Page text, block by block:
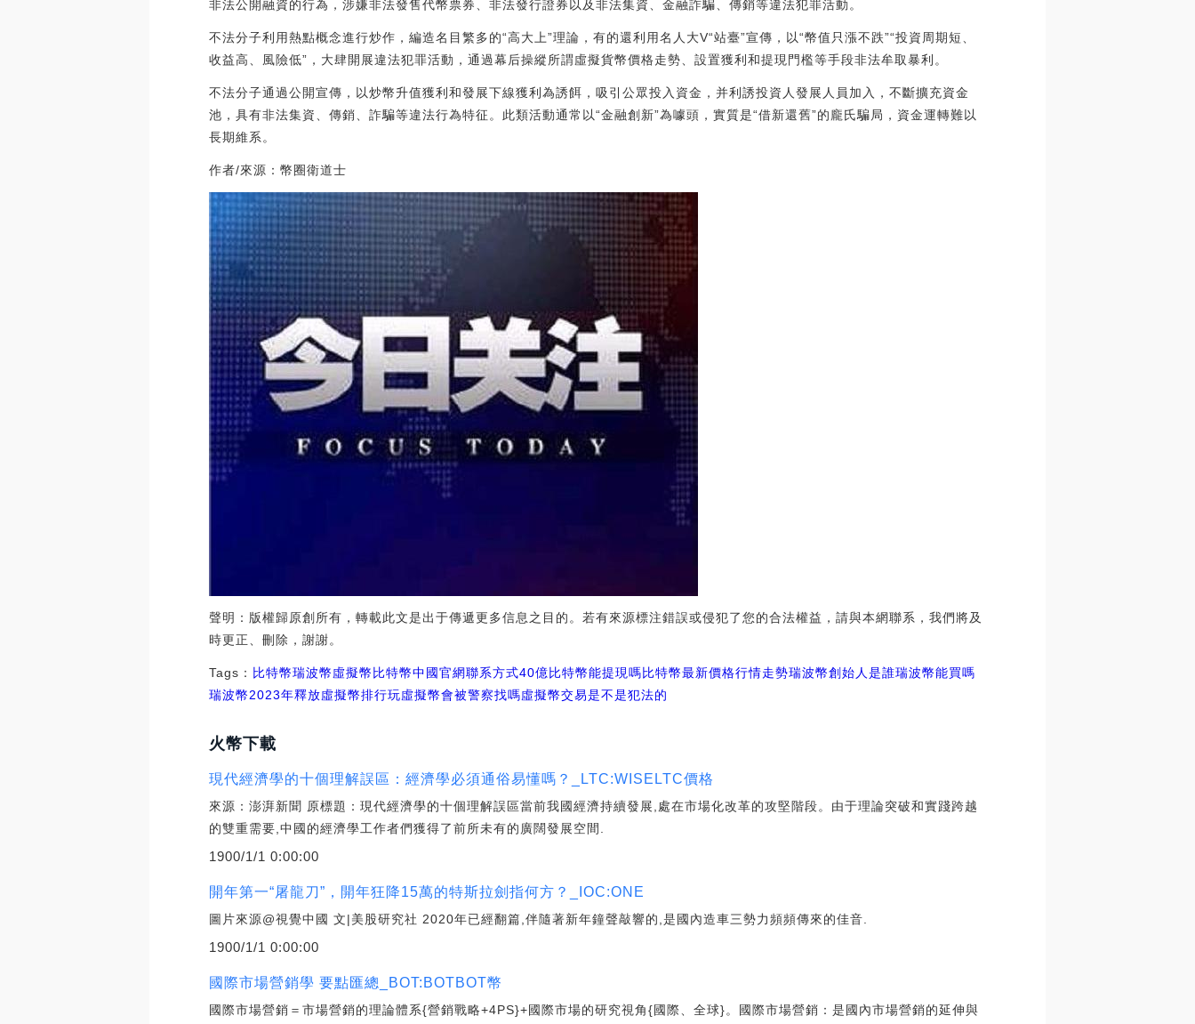
非法公開融資的行為，涉嫌非法發售代幣票券、非法發行證券以及非法集資、金融詐騙、傳銷等違法犯罪活動。
不法分子利用熱點概念進行炒作，編造名目繁多的“高大上”理論，有的還利用名人大V“站臺”宣傳，以“幣值只漲不跌”“投資周期短、
收益高、風險低”，大肆開展違法犯罪活動，通過幕后操縱所謂虛擬貨幣價格走勢、設置獲利和提現門檻等手段非法牟取暴利。
不法分子通過公開宣傳，以炒幣升值獲利和發展下線獲利為誘餌，吸引公眾投入資金，并利誘投資人發展人員加入，不斷擴充資金
池，具有非法集資、傳銷、詐騙等違法行為特征。此類活動通常以“金融創新”為噱頭，實質是“借新還舊”的龐氏騙局，資金運轉難以
長期維系。
作者/來源：幣圈衛道士
聲明：版權歸原創所有，轉載此文是出于傳遞更多信息之目的。若有來源標注錯誤或侵犯了您的合法權益，請與本網聯系，我們將及
時更正、刪除，謝謝。
Tags： 比特幣瑞波幣虛擬幣比特幣中國官網聯系方式40億比特幣能提現嗎比特幣最新價格行情走勢瑞波幣創始人是誰瑞波幣能買嗎
瑞波幣2023年釋放虛擬幣排行玩虛擬幣會被警察找嗎虛擬幣交易是不是犯法的
火幣下載
現代經濟學的十個理解誤區：經濟學必須通俗易懂嗎？_LTC:WISELTC價格
來源：澎湃新聞 原標題：現代經濟學的十個理解誤區當前我國經濟持續發展,處在市場化改革的攻堅階段。由于理論突破和實踐跨越
的雙重需要,中國的經濟學工作者們獲得了前所未有的廣闊發展空間.
1900/1/1 0:00:00
開年第一“屠龍刀”，開年狂降15萬的特斯拉劍指何方？_IOC:ONE
圖片來源@視覺中國 文|美股研究社 2020年已經翻篇,伴隨著新年鐘聲敲響的,是國內造車三勢力頻頻傳來的佳音.
1900/1/1 0:00:00
國際市場營銷學 要點匯總_BOT:BOTBOT幣
國際市場營銷＝市場營銷的理論體系{營銷戰略+4PS}+國際市場的研究視角{國際、全球}。國際市場營銷：是國內市場營銷的延伸與